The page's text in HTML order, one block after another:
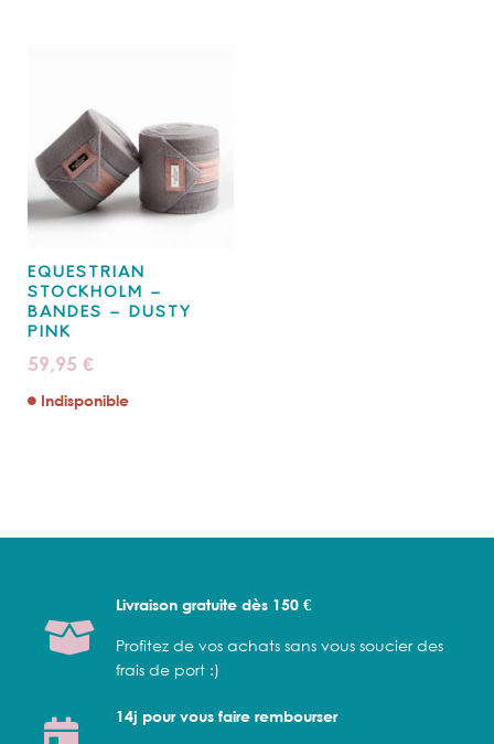
EQUESTRIAN
STOCKHOLM –
BANDES – DUSTY
PINK
59,95 €
Indisponible
Livraison gratuite dès 150 €
Profitez de vos achats sans vous soucier des
frais de port :)
14j pour vous faire rembourser